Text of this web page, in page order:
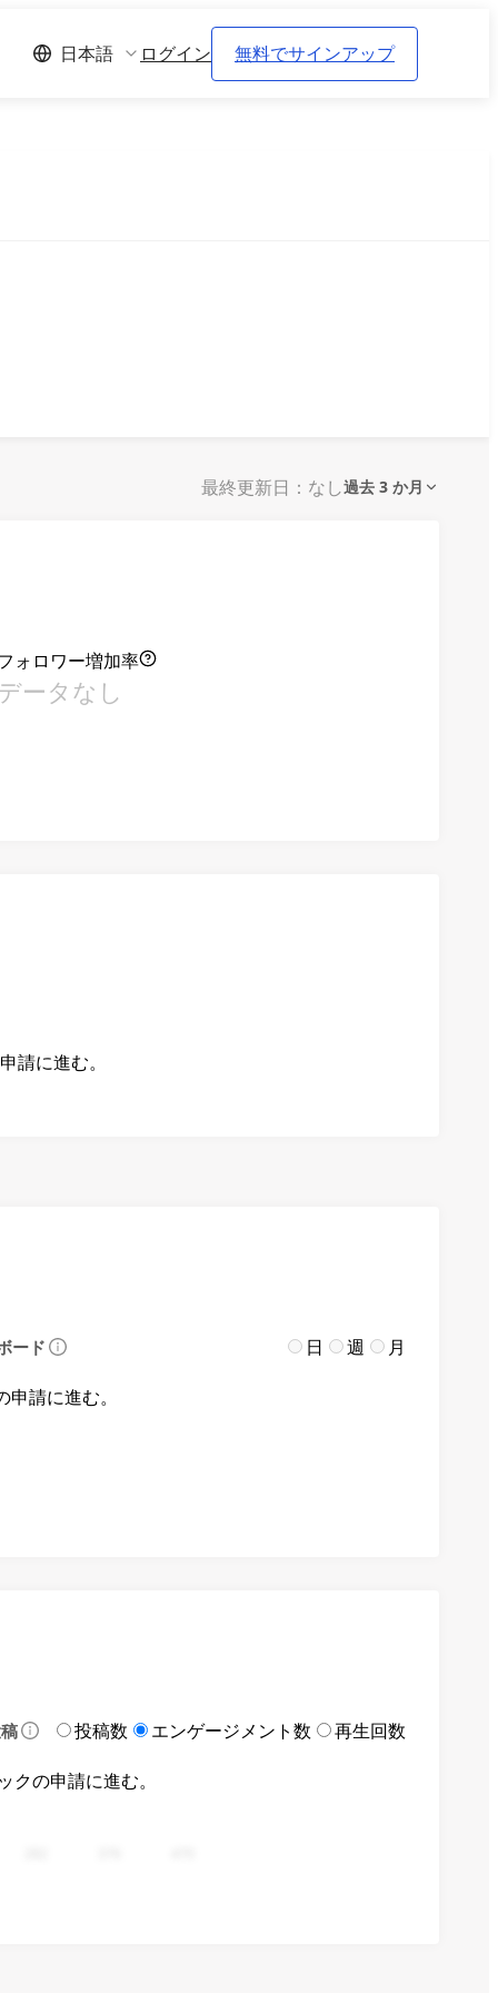
日本語 ログイン 無料でサインアップ
最終更新日：なし過去 3 か月
ォロワー増加率
ータなし
請に進む。
ード 日 週 月
請に進む。
投稿数 エンゲージメント数 再生回数
の申請に進む。